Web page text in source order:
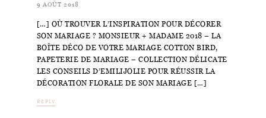
9 AOÛT 2018
[…] OÙ TROUVER L’INSPIRATION POUR DÉCORER
SON MARIAGE ? MONSIEUR + MADAME 2018 – LA
BOÎTE DÉCO DE VOTRE MARIAGE COTTON BIRD,
PAPETERIE DE MARIAGE – COLLECTION DÉLICATE
LES CONSEILS D’EMILIJOLIE POUR RÉUSSIR LA
DÉCORATION FLORALE DE SON MARIAGE […]
REPLY